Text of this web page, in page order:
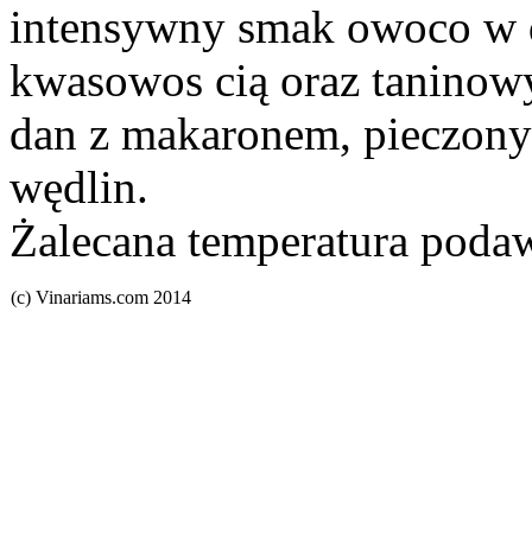
intensywny smak owoco w
kwasowos cią oraz
dan z makaronem,
wędlin.
Żalecana temperatura
(c) Vinariams.com 2014